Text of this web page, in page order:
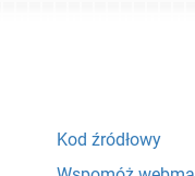
Kod źródłowy